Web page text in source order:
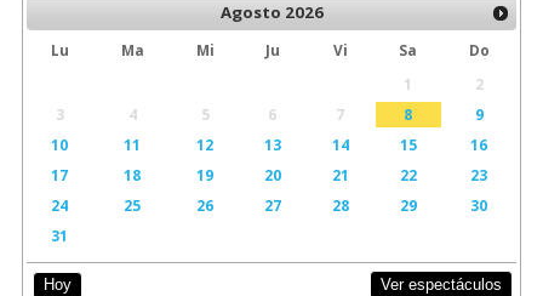
Agosto 2026
Lu Ma Mi Ju Vi Sa
Do
1
2
3
4 5 6 7 8
9
10
11 12 13 14 15
16
17
18 19 20 21 22
23
24
25 26 27 28 29
30
31
Hoy Ver espectáculos